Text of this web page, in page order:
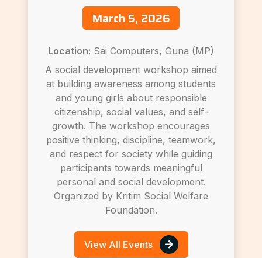
March 5, 2026
Location: Sai Computers, Guna (MP)
A social development workshop aimed
at building awareness among students
and young girls about responsible
citizenship, social values, and self-
growth. The workshop encourages
positive thinking, discipline, teamwork,
and respect for society while guiding
participants towards meaningful
personal and social development.
Organized by Kritim Social Welfare
Foundation.
View All Events